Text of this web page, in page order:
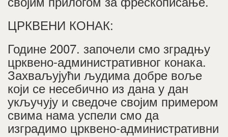
ЦРКВЕНИ КОНАК:
Године 2007. започели смо зградњу
црквено-административног конака.
Захваљујући људима добре воље
који се несебично из дана у дан
укључују и сведоче својим примером
свима нама успели смо да
изградимо црквено-административни